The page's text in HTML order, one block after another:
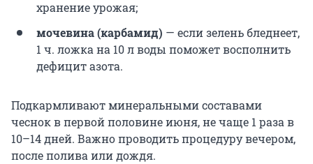
хранение урожая;
мочевина (карбамид) — если зелень бледнеет,
1 ч. ложка на 10 лводы поможет восполнить
дефицит азота.
Подкармливают минеральными составами
чеснок в первой половине июня, не чаще 1 раза в
10–14 дней. Важно проводить процедуру вечером,
после полива или дождя.